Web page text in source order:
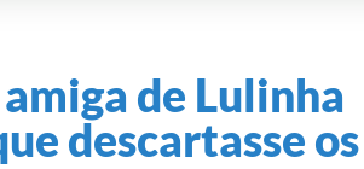
de Lulinha
descartasse os